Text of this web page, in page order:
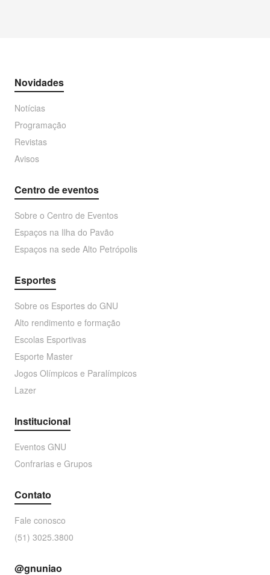
Novidades
Notícias
Programação
Revistas
Avisos
Centro de eventos
Sobre o Centro de Eventos
Espaços na Ilha do Pavão
Espaços na sede Alto Petrópolis
Esportes
Sobre os Esportes do GNU
Alto rendimento e formação
Escolas Esportivas
Esporte Master
Jogos Olímpicos e Paralímpicos
Lazer
Institucional
Eventos GNU
Confrarias e Grupos
Contato
Fale conosco
(51) 3025.3800
@gnuniao